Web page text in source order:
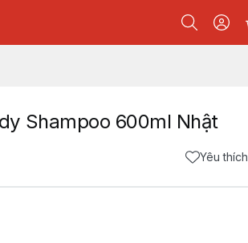
Shampoo 600ml Nhật
Yêu thích